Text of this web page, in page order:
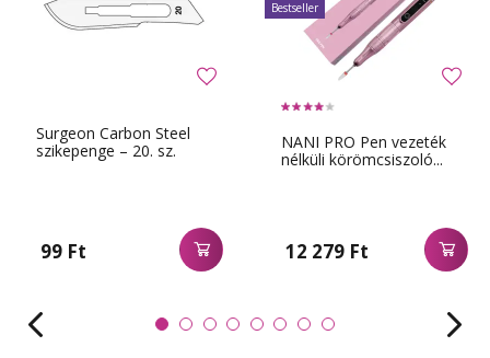
Surgeon Carbon Steel
szikepenge – 20. sz.
99 Ft
NANI PRO Pen vezeték
nélküli körömcsiszoló...
12 279 Ft
Bestseller